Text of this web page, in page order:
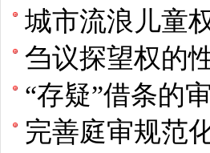
城市流浪儿童
刍议探望权的
“存疑”借条的
完善庭审规范